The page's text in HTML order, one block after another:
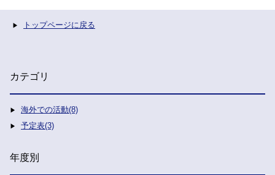
トップページに戻る
カテゴリ
海外での活動(8)
予定表(3)
年度別